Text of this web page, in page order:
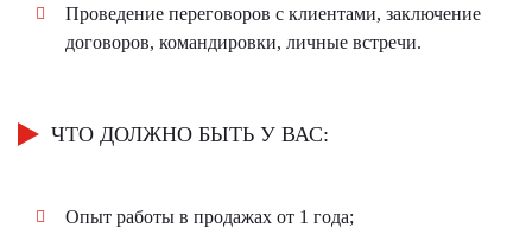
Проведение переговоров с клиентами, заключение
договоров, командировки, личные встречи.
ЧТО ДОЛЖНО БЫТЬ У ВАС:
Опыт работы в продажах от 1 года;